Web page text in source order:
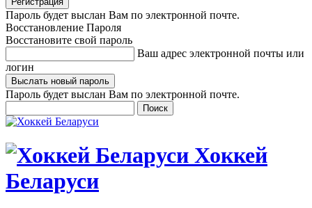
Пароль будет выслан Вам по электронной почте.
Восстановление Пароля
Восстановите свой пароль
Ваш адрес электронной почты или
логин
Пароль будет выслан Вам по электронной почте.
Хоккей
Беларуси